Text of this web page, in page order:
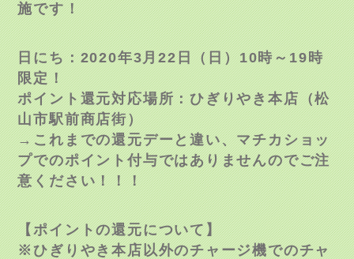
施です！
日にち：2020年3月22日（日）10時～19時
限定！
ポイント還元対応場所：ひぎりやき本店（松
山市駅前商店街）
→これまでの還元デーと違い、マチカショッ
プでのポイント付与ではありませんのでご注
意ください！！！
【ポイントの還元について】
※ひぎりやき本店以外のチャージ機でのチャ